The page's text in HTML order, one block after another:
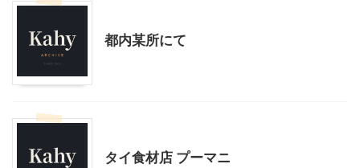
都内某所にて
タイ食材店 プーマニ